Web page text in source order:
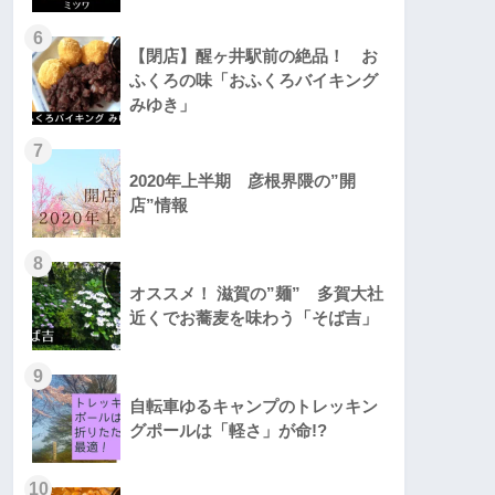
6
【閉店】醒ヶ井駅前の絶品！ お
ふくろの味「おふくろバイキング
みゆき」
7
2020年上半期 彦根界隈の”開
店”情報
8
オススメ！ 滋賀の”麺” 多賀大社
近くでお蕎麦を味わう「そば吉」
9
自転車ゆるキャンプのトレッキン
グポールは「軽さ」が命!?
10